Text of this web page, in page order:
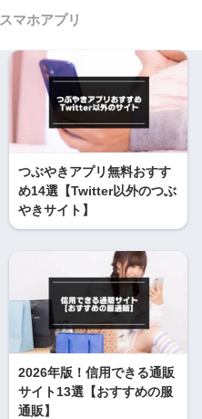
スマホアプリ
つぶやきアプリ無料おすす
め14選【Twitter以外のつぶ
やきサイト】
2026年版！信用できる通販
サイト13選【おすすめの服
通販】